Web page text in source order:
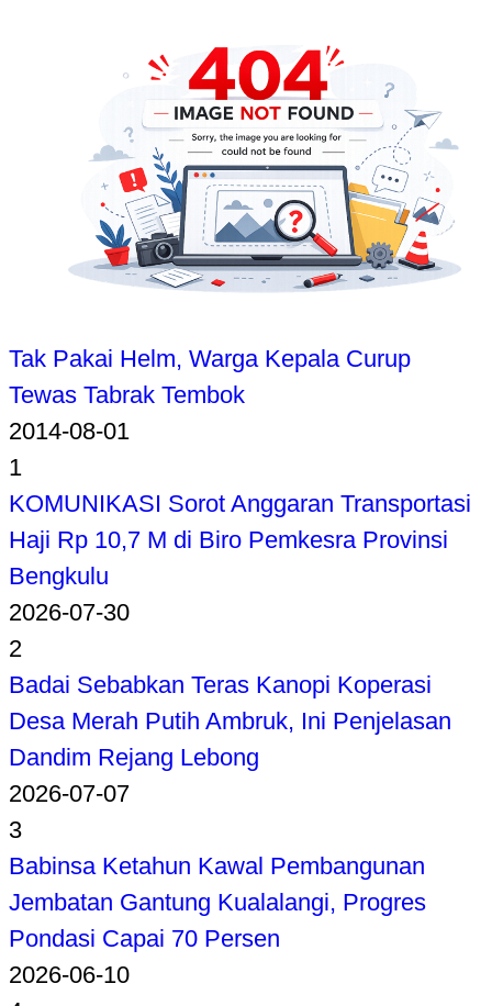
Tak Pakai Helm, Warga Kepala Curup
Tewas Tabrak Tembok
2014-08-01
1
KOMUNIKASI Sorot Anggaran Transportasi
Haji Rp 10,7 M di Biro Pemkesra Provinsi
Bengkulu
2026-07-30
2
Badai Sebabkan Teras Kanopi Koperasi
Desa Merah Putih Ambruk, Ini Penjelasan
Dandim Rejang Lebong
2026-07-07
3
Babinsa Ketahun Kawal Pembangunan
Jembatan Gantung Kualalangi, Progres
Pondasi Capai 70 Persen
2026-06-10